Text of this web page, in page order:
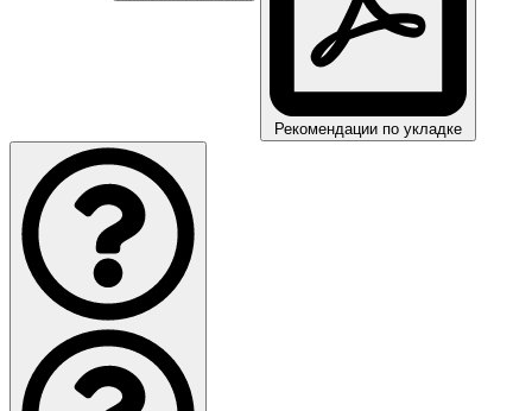
Рекомендации по укладке